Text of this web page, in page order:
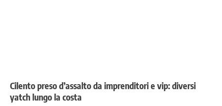
Cilento preso d’assalto da imprenditori e vip: diversi
yatch lungo la costa